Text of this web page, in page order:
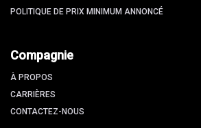
POLITIQUE DE PRIX MINIMUM ANNONCÉ
Compagnie
À PROPOS
CARRIÈRES
CONTACTEZ-NOUS